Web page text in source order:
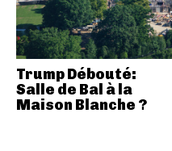
Trump Débouté:
Salle de Bal à la
Maison Blanche ?